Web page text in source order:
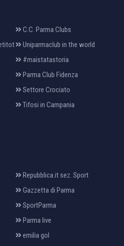
C.C. Parma Clubs
Uniparmaclub in the world
#maistatastoria
Parma Club Fidenza
Settore Crociato
Tifosi in Campania
Repubblica.it sez. Sport
Gazzetta di Parma
SportParma
Parma live
emilia gol